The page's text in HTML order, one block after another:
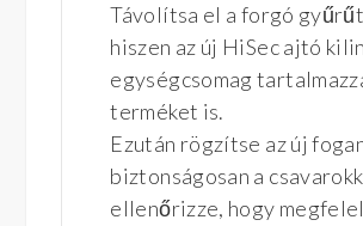
Távolítsa el a forgó gyűrűt
hiszen az új HiSec ajtó
egységcsomag
terméket is.
Ezután rögzítse az új
biztonságosan a
ellenőrizze, hogy